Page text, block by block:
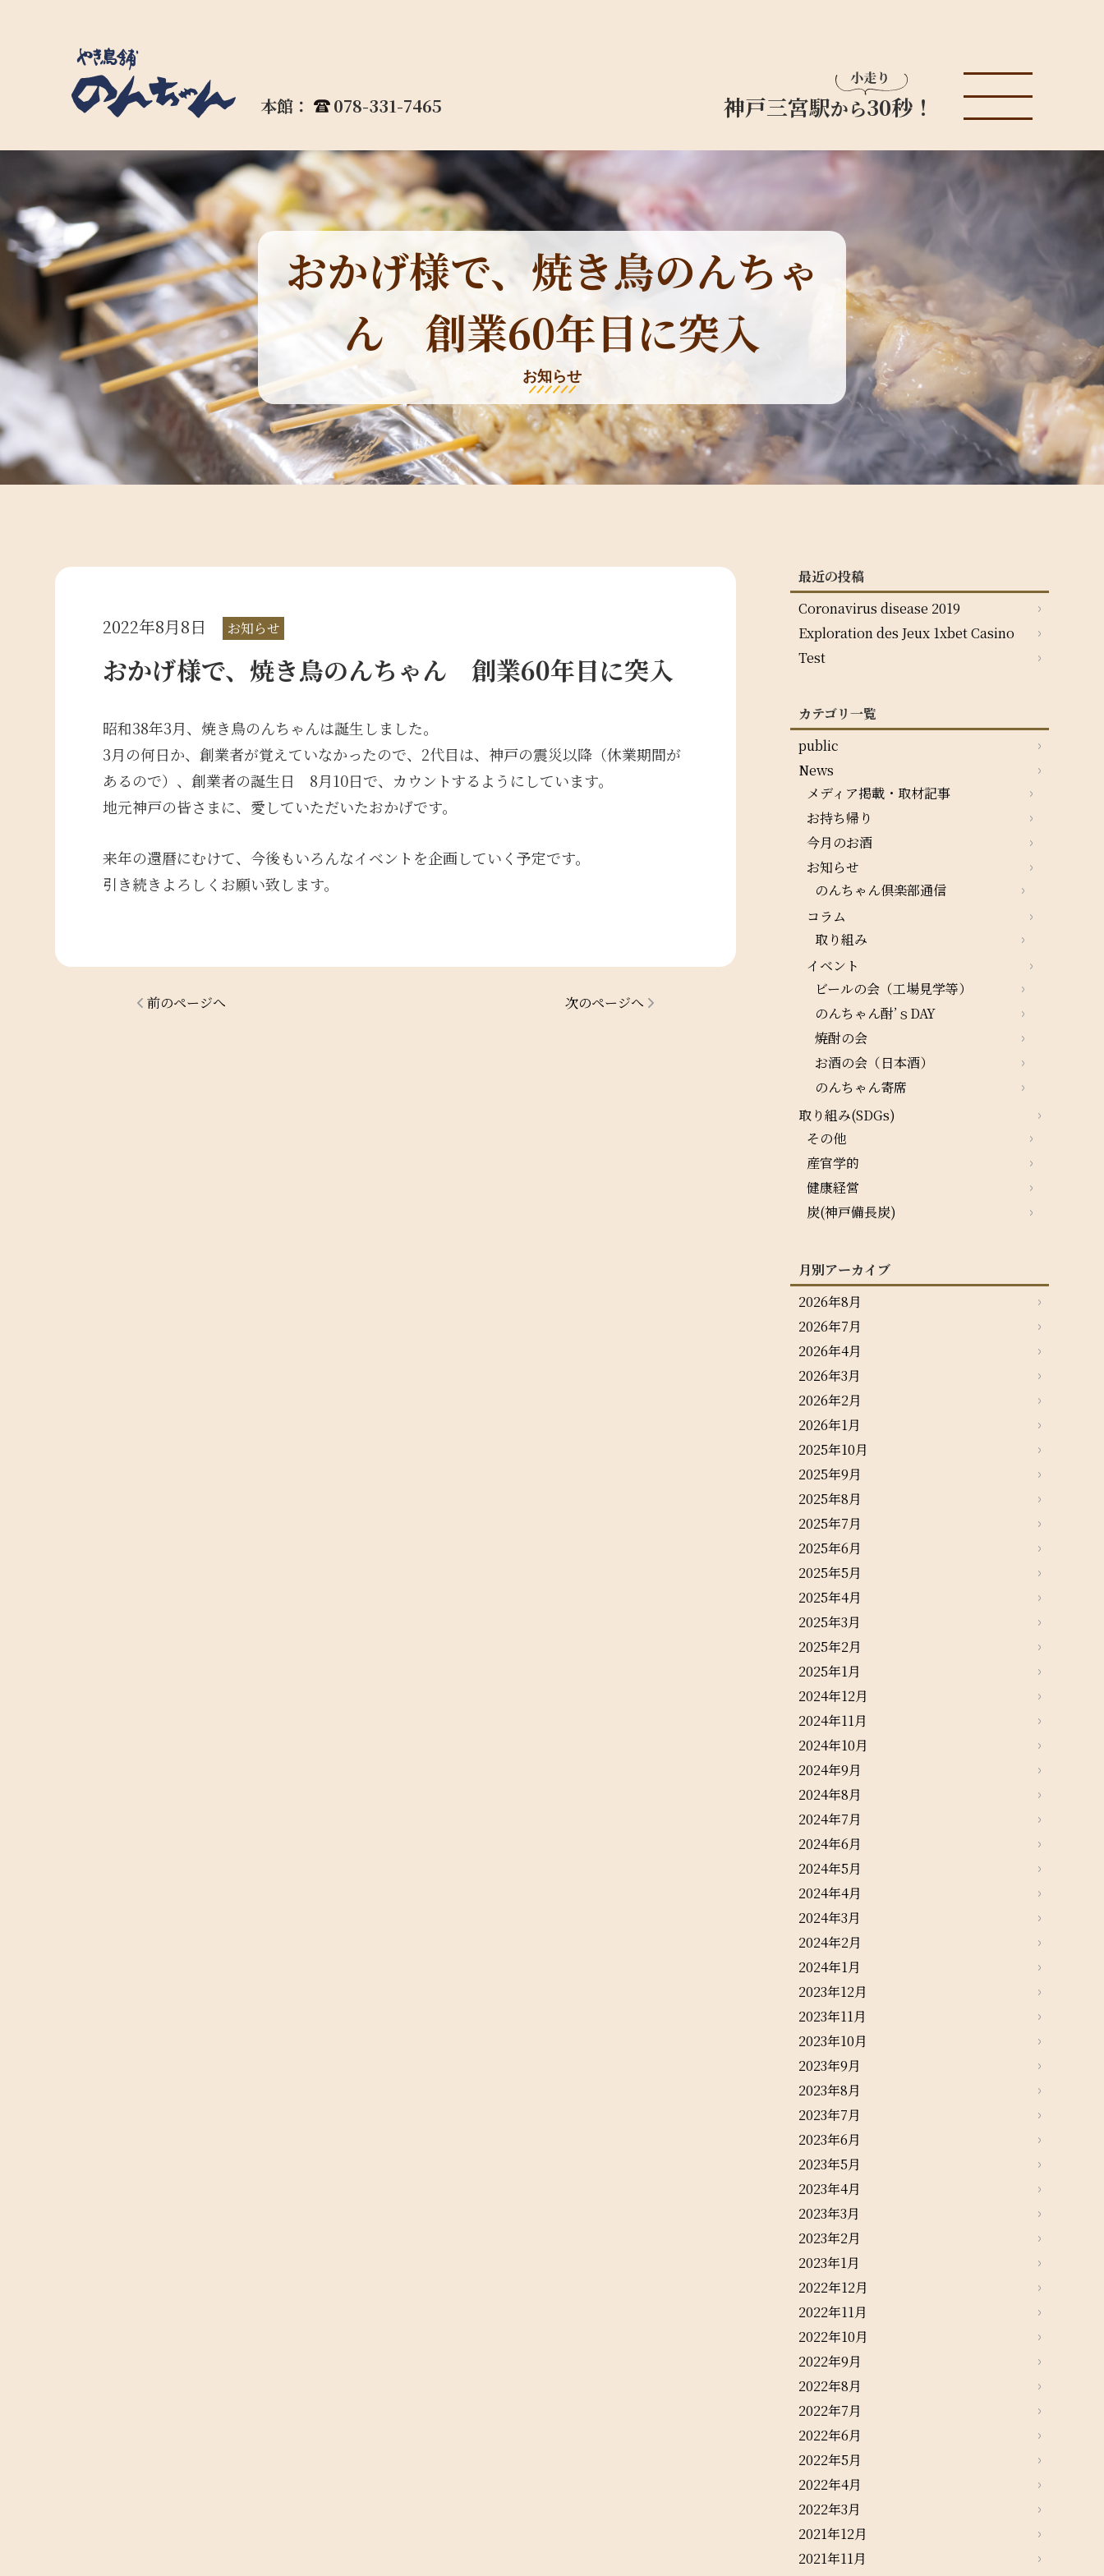
本館： 078-331-7465 神戸三宮駅から30秒！
おかげ様で、焼き鳥のんちゃ
ん 創業60年目に突入
お知らせ
2022年8月8日 お知らせ
おかげ様で、焼き鳥のんちゃん 創業60年目に突入
昭和38年3月、焼き鳥のんちゃんは誕生しました。
3月の何日か、創業者が覚えていなかったので、2代目は、神戸の震災以降（休業期間が
あるので）、創業者の誕生日 8月10日で、カウントするようにしています。
地元神戸の皆さまに、愛していただいたおかげです。
来年の還暦にむけて、今後もいろんなイベントを企画していく予定です。
引き続きよろしくお願い致します。
前のページへ 次のページへ
最近の投稿
Coronavirus disease 2019
Exploration des Jeux 1xbet Casino
Test
カテゴリ一覧
public
News
メディア掲載・取材記事
お持ち帰り
今月のお酒
お知らせ
のんちゃん倶楽部通信
コラム
取り組み
イベント
ビールの会（工場見学等）
のんちゃん酎’ｓDAY
焼酎の会
お酒の会（日本酒）
のんちゃん寄席
取り組み(SDGs)
その他
産官学的
健康経営
炭(神戸備長炭)
月別アーカイブ
2026年8月
2026年7月
2026年4月
2026年3月
2026年2月
2026年1月
2025年10月
2025年9月
2025年8月
2025年7月
2025年6月
2025年5月
2025年4月
2025年3月
2025年2月
2025年1月
2024年12月
2024年11月
2024年10月
2024年9月
2024年8月
2024年7月
2024年6月
2024年5月
2024年4月
2024年3月
2024年2月
2024年1月
2023年12月
2023年11月
2023年10月
2023年9月
2023年8月
2023年7月
2023年6月
2023年5月
2023年4月
2023年3月
2023年2月
2023年1月
2022年12月
2022年11月
2022年10月
2022年9月
2022年8月
2022年7月
2022年6月
2022年5月
2022年4月
2022年3月
2021年12月
2021年11月